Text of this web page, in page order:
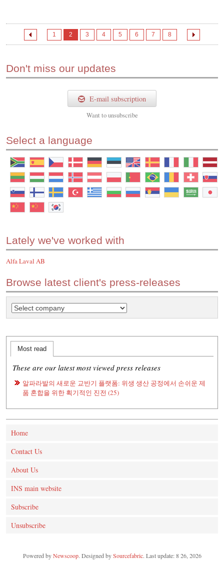
1 2 3 4 5 6 7 8
Don't miss our updates
E-mail subscription
Want tounsubscribe
Select a language
Lately we've worked with
Alfa Laval AB
Browse latest client's press-releases
Most read
These are our latest most viewed press releases
알파라발의 새로운 교반기 플랫폼: 위생 생산 공정에서 손쉬운 제
품 혼합을 위한 획기적인 진전 (25)
Home
Contact Us
About Us
INS main website
Subscribe
Unsubscribe
Powered byNewscoop. Designed bySourcefabric. Last update: 8 26, 2026